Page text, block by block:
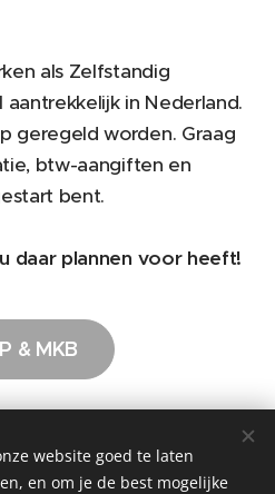
als Zelfstandig
aantrekkelijk in Nederland.
geregeld worden. Graag
btw-aangiften en
bent.
daar plannen voor heeft!
& MKB
belastingaangiften. Maar
website goed te laten
en om je de best mogelijke